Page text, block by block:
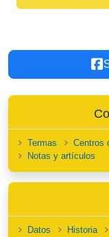
Termas Centros
Notas y artículos
Datos Historia